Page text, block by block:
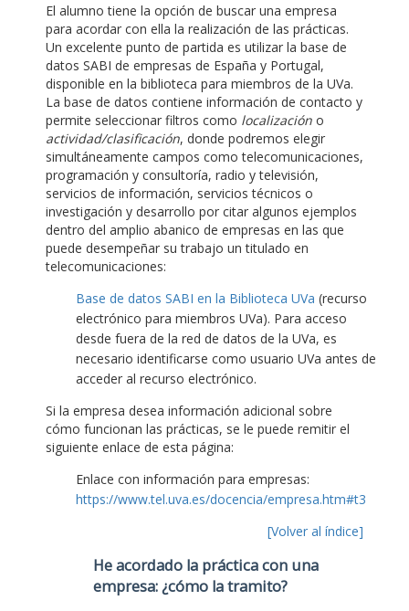
El alumno tiene la opción de buscar una empresa
para acordar con ella la realización de las prácticas.
Un excelente punto de partida es utilizar la base de
datos SABI de empresas de España y Portugal,
disponible en la biblioteca para miembros de la UVa.
La base de datos contiene información de contacto y
permite seleccionar filtros como localización o
actividad/clasificación, donde podremos elegir
simultáneamente campos como telecomunicaciones,
programación y consultoría, radio y televisión,
servicios de información, servicios técnicos o
investigación y desarrollo por citar algunos ejemplos
dentro del amplio abanico de empresas en las que
puede desempeñar su trabajo un titulado en
telecomunicaciones:
Base de datos SABI en la Biblioteca UVa (recurso
electrónico para miembros UVa). Para acceso
desde fuera de la red de datos de la UVa, es
necesario identificarse como usuario UVa antes de
acceder al recurso electrónico.
Si la empresa desea información adicional sobre
cómo funcionan las prácticas, se le puede remitir el
siguiente enlace de esta página:
Enlace con información para empresas:
https://www.tel.uva.es/docencia/empresa.htm#t3
[Volver al índice]
He acordado la práctica con una
empresa: ¿cómo la tramito?